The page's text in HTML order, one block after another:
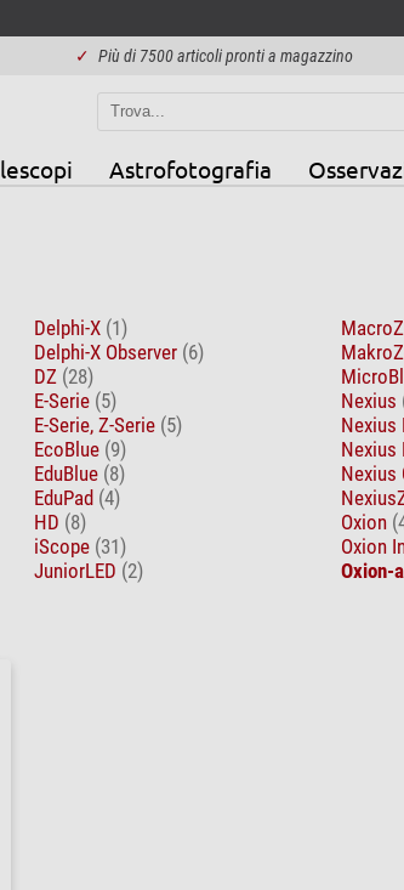
✓ Più di 7500 articoli pronti a magazzino
Astrofotografia
Delphi-X (1)
Delphi-X Observer (6)
DZ (28)
E-Serie (5)
E-Serie, Z-Serie (5)
EcoBlue (9)
EduBlue (8)
EduPad (4)
HD (8)
iScope (31)
JuniorLED (2)
Nexius
Nexius
Nexius
Nexius
Oxion
Oxion
Oxion-